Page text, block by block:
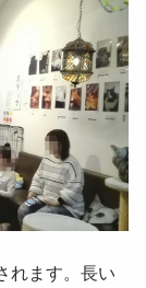
れます。長い